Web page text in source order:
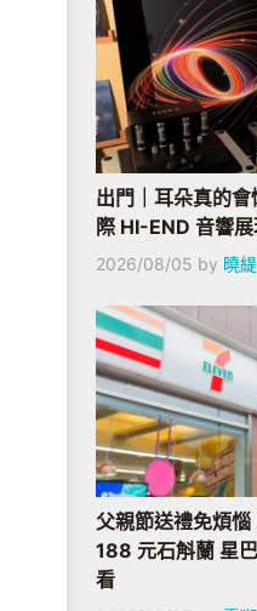
出門｜耳朵真的
際 HI-END 音響
2026/08/05 by 曉緹
父親節送禮免煩
188 元石斛蘭 星
看